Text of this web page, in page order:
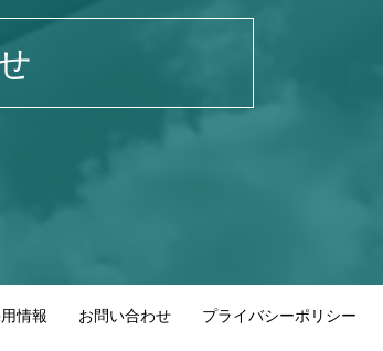
情報 お問い合わせ プライバシーポリシー